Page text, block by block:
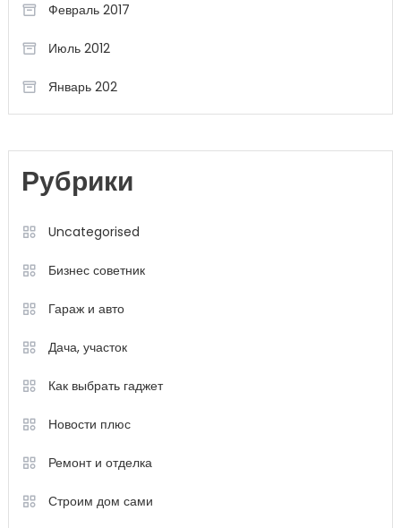
Февраль 2017
Июль 2012
Январь 202
Рубрики
Uncategorised
Бизнес советник
Гараж и авто
Дача, участок
Как выбрать гаджет
Новости плюс
Ремонт и отделка
Строим дом сами